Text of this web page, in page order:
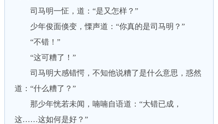
司马明一怔，道：“是又怎样？”
少年俊面倏变，慄声道：“你真的是司马明？”
“不错！”
“这可糟了！”
司马明大感错愕，不知他说糟了是什么意思，惑然
道：“什么糟了？”
那少年恍若未闻，喃喃自语道：“大错已成，
这……这如何是好？”